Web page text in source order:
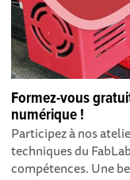
Formez-vous
numérique !
Participez à nos
techniques du
compétences. Une